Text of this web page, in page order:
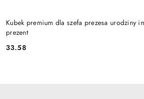
Kubek premium dla szefa prezesa urodziny
prezent
Cena:
33.58